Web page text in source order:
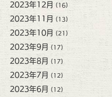
2023年12月 (16)
2023年11月 (13)
2023年10月 (21)
2023年9月 (17)
2023年8月 (17)
2023年7月 (12)
2023年6月 (12)